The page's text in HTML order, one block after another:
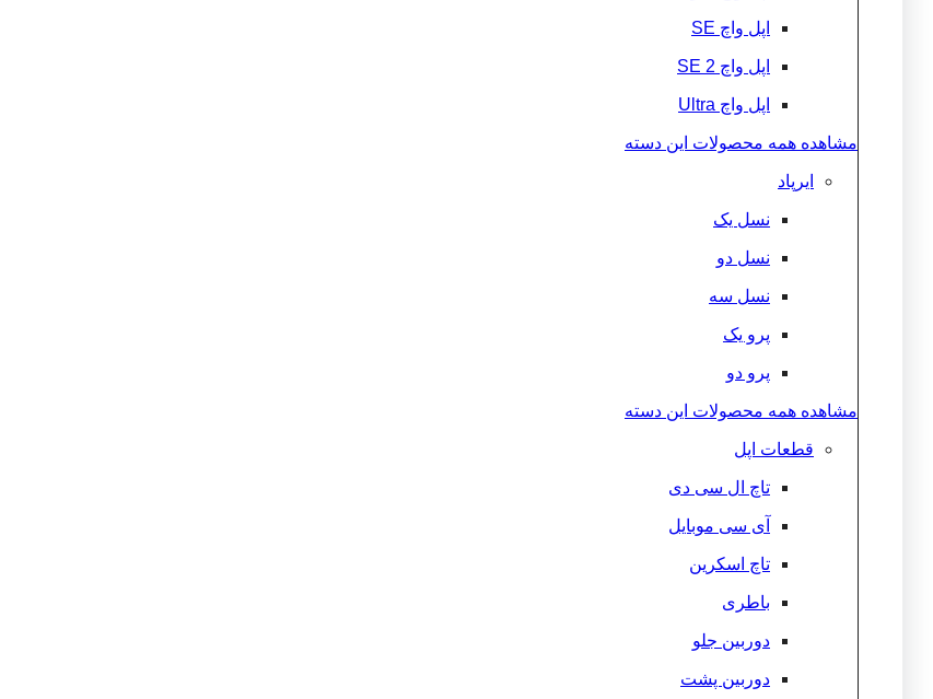
اپل واچ SE
اپل واچ 2 SE
اپل واچ Ultra
مشاهده همه محصولات این دسته
ایرپاد
نسل یک
نسل دو
نسل سه
پرو یک
پرو دو
مشاهده همه محصولات این دسته
قطعات اپل
تاچ ال سی دی
آی سی موبایل
تاچ اسکرین
باطری
دوربین جلو
دوربین پشت